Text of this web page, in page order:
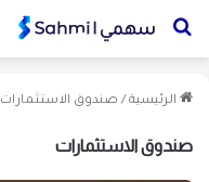
بحث
عن
الرئيسية / صندوق الاستثمارات
صندوق الاستثمارات